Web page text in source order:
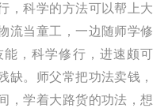
，科学的方法可以帮上大
流当童工，一边随师学修
，科学修行，进速颇可
缺。师父常把功法卖钱，
，学着大路货的功法，想